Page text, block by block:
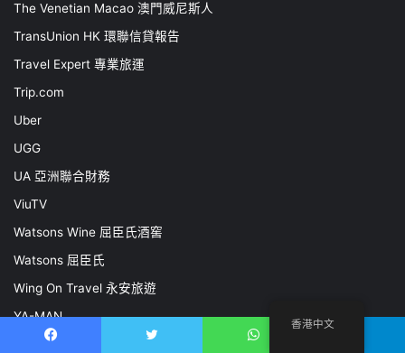
The Venetian Macao 澳門威尼斯人
TransUnion HK 環聯信貸報告
Travel Expert 專業旅運
Trip.com
Uber
UGG
UA 亞洲聯合財務
ViuTV
Watsons Wine 屈臣氏酒窖
Watsons 屈臣氏
Wing On Travel 永安旅遊
YA-MAN
YOOX
香港中文